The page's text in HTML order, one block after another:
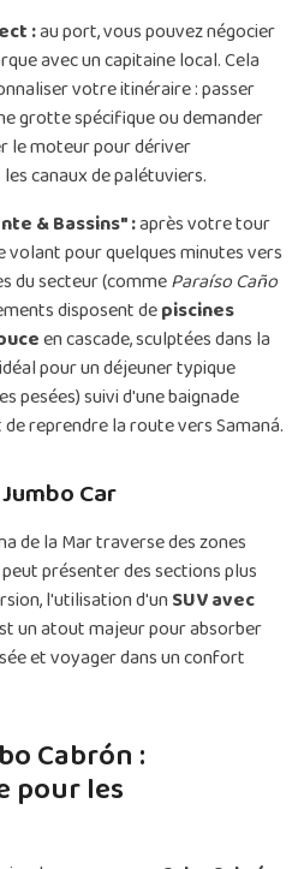
:au port, vous pouvez négocier
avec un capitaine local. Cela
votre itinéraire : passer
grotte spécifique ou demander
le moteur pour dériver
canaux de palétuviers.
& Bassins" :après votre tour
volant pour quelques minutes vers
du secteur (commeParaíso Caño
disposent depiscines
en cascade, sculptées dans la
pour un déjeuner typique
pesées) suivi d'une baignade
reprendre la route vers Samaná.
Car
de la Mar traverse des zones
présenter des sections plus
l'utilisation d'un SUV avec
un atout majeur pour absorber
et voyager dans un confort
Cabrón :
pour les